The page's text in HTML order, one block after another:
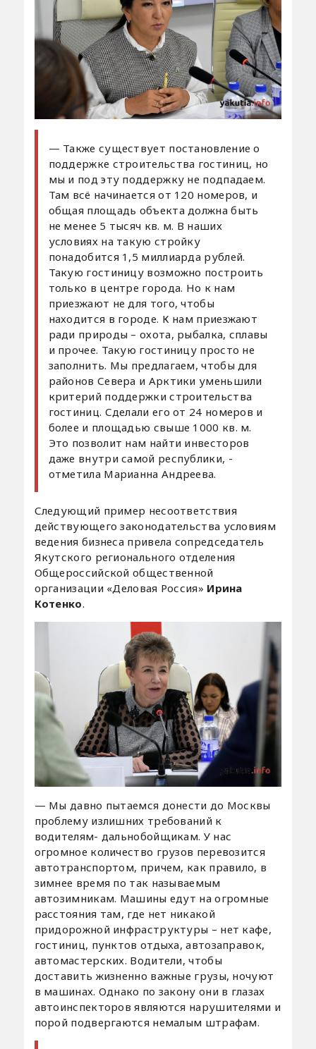
— Также существует постановление о
поддержке строительства гостиниц, но
мы и под эту поддержку не подпадаем.
Там всё начинается от 120 номеров, и
общая площадь объекта должна быть
не менее 5 тысяч кв. м. В наших
условиях на такую стройку
понадобится 1,5 миллиарда рублей.
Такую гостиницу возможно построить
только в центре города. Но к нам
приезжают не для того, чтобы
находится в городе. К нам приезжают
ради природы – охота, рыбалка, сплавы
и прочее. Такую гостиницу просто не
заполнить. Мы предлагаем, чтобы для
районов Севера и Арктики уменьшили
критерий поддержки строительства
гостиниц. Сделали его от 24 номеров и
более и площадью свыше 1000 кв. м.
Это позволит нам найти инвесторов
даже внутри самой республики, -
отметила Марианна Андреева.
Следующий пример несоответствия
действующего законодательства условиям
ведения бизнеса привела сопредседатель
Якутского регионального отделения
Общероссийской общественной
организации «Деловая Россия» Ирина
Котенко.
— Мы давно пытаемся донести до Москвы
проблему излишних требований к
водителям- дальнобойщикам. У нас
огромное количество грузов перевозится
автотранспортом, причем, как правило, в
зимнее время по так называемым
автозимникам. Машины едут на огромные
расстояния там, где нет никакой
придорожной инфраструктуры – нет кафе,
гостиниц, пунктов отдыха, автозаправок,
автомастерских. Водители, чтобы
доставить жизненно важные грузы, ночуют
в машинах. Однако по закону они в глазах
автоинспекторов являются нарушителями и
порой подвергаются немалым штрафам.